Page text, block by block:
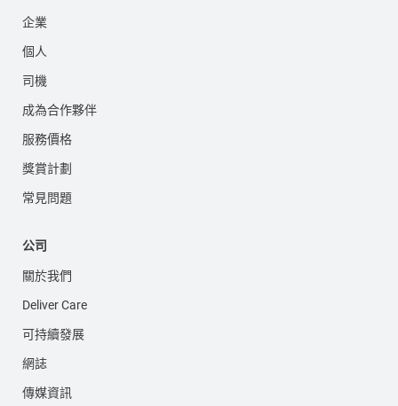
企業
個人
司機
成為合作夥伴
服務價格
獎賞計劃
常見問題
公司
關於我們
Deliver Care
可持續發展
網誌
傳媒資訊